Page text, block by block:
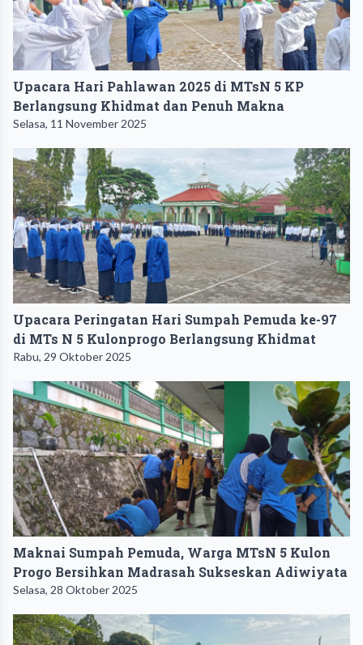
Upacara Hari Pahlawan 2025 di MTsN 5 KP
Berlangsung Khidmat dan Penuh Makna
Selasa, 11 November 2025
Upacara Peringatan Hari Sumpah Pemuda ke-97
di MTs N 5 Kulonprogo Berlangsung Khidmat
Rabu, 29 Oktober 2025
Maknai Sumpah Pemuda, Warga MTsN 5 Kulon
Progo Bersihkan Madrasah Sukseskan Adiwiyata
Selasa, 28 Oktober 2025